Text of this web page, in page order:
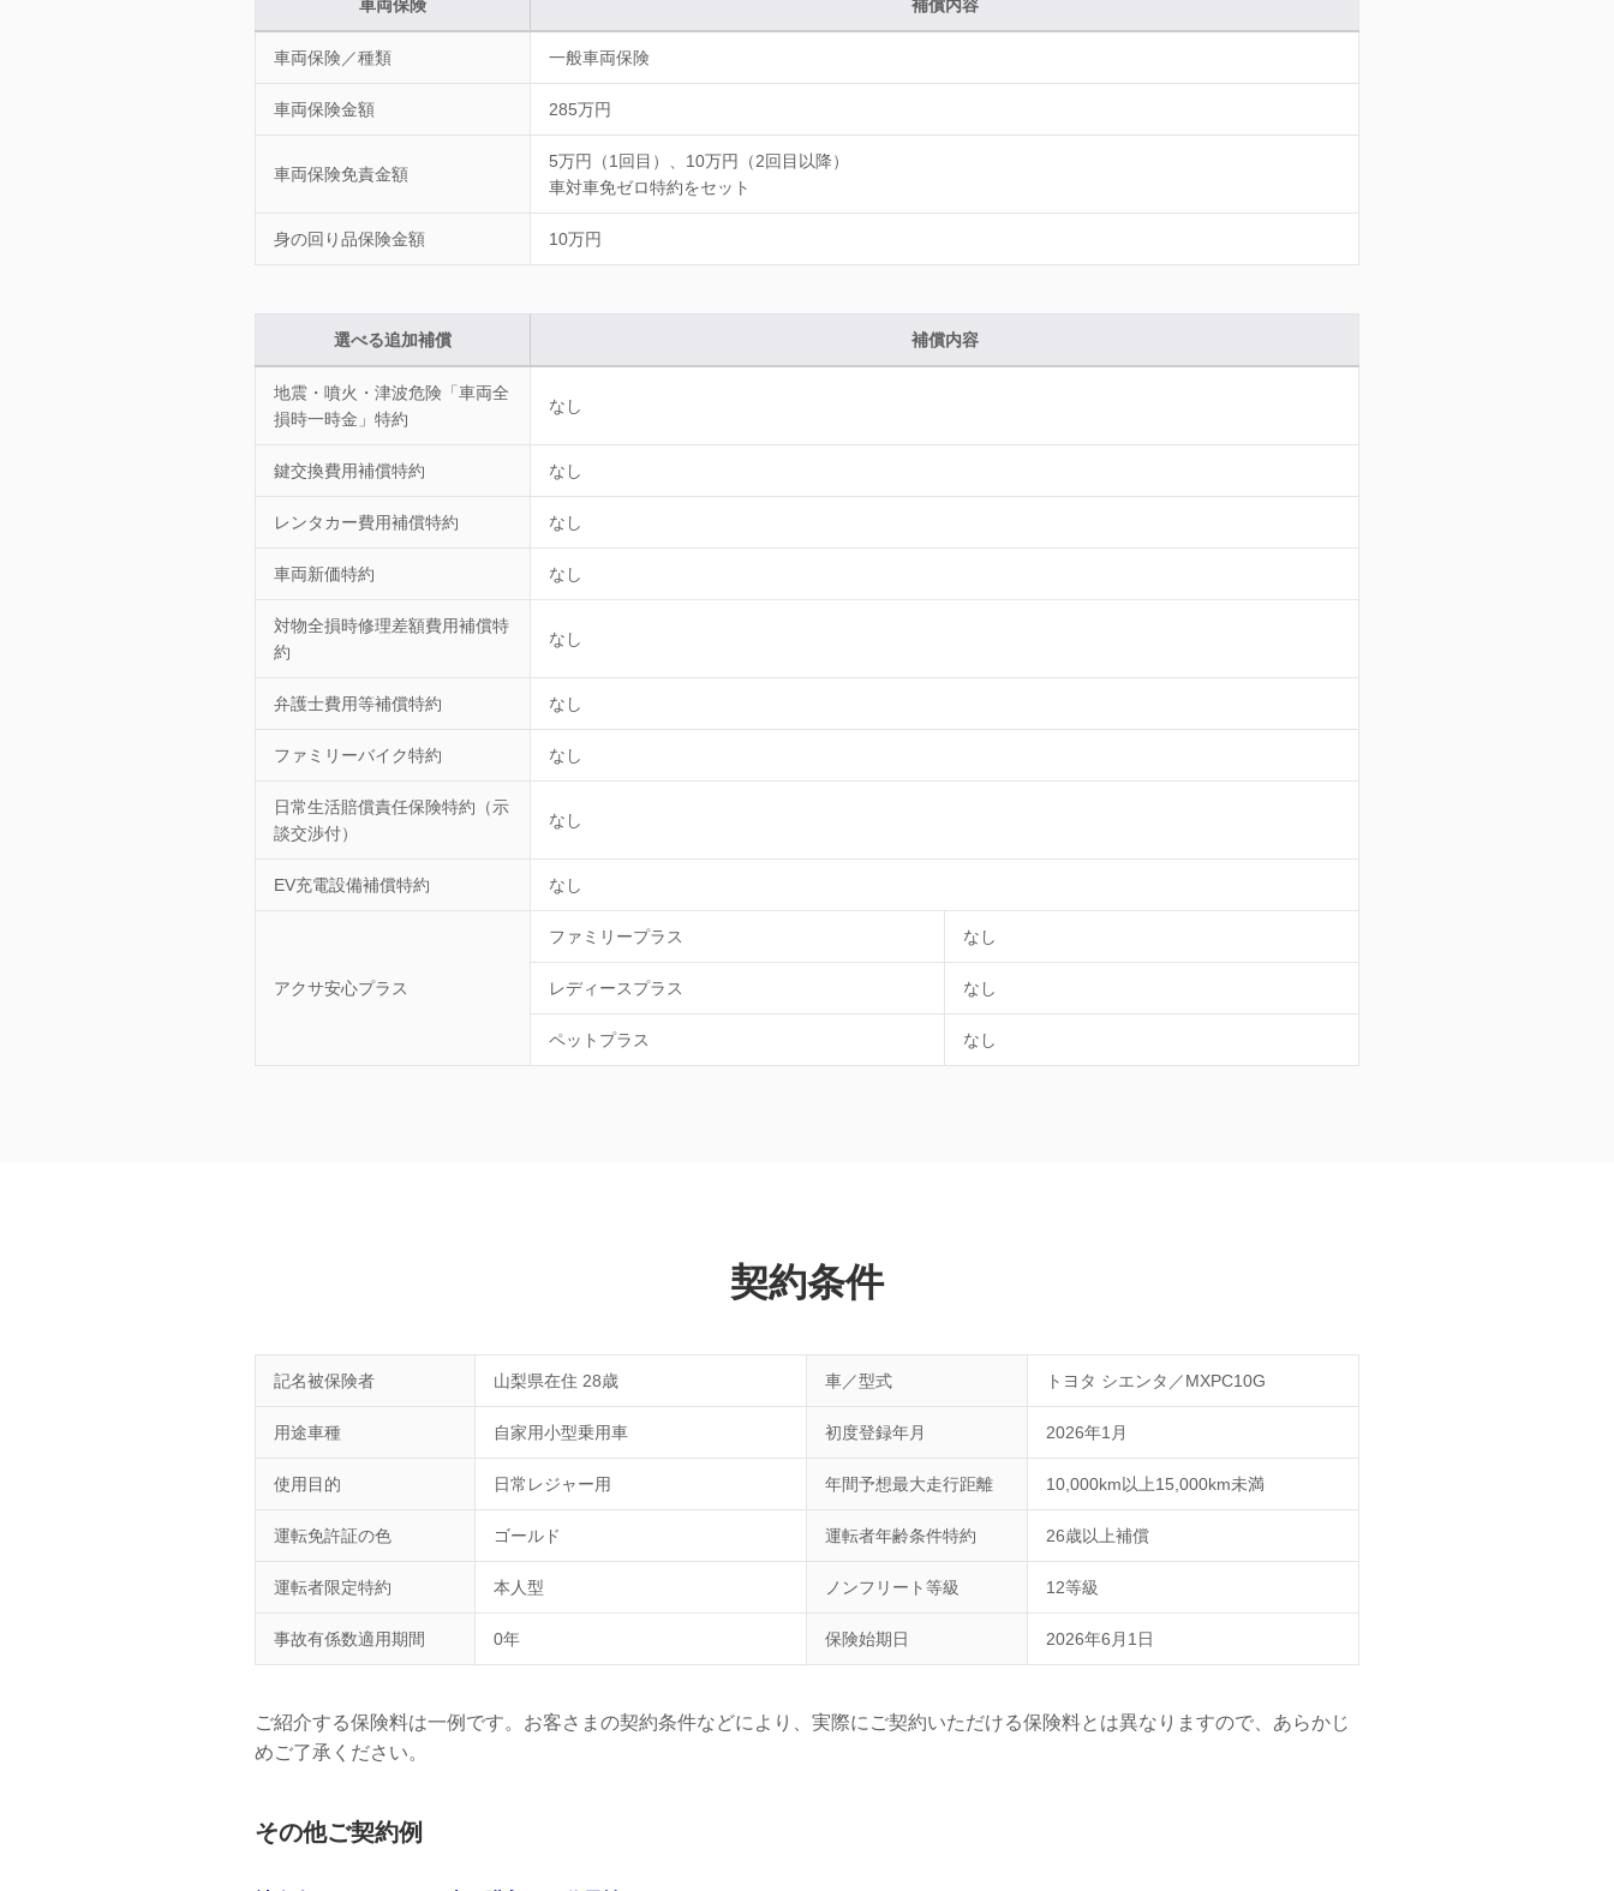
車両保険 補償内容
車両保険／種類 一般車両保険
車両保険金額 285万円
車両保険免責金額
5万円（1回目）、10万円（2回目以降）
車対車免ゼロ特約をセット
身の回り品保険金額 10万円
選べる追加補償 補償内容
地震・噴火・津波危険「車両全
損時一時金」特約
なし
鍵交換費用補償特約 なし
レンタカー費用補償特約 なし
車両新価特約 なし
対物全損時修理差額費用補償特
約
なし
弁護士費用等補償特約 なし
ファミリーバイク特約 なし
日常生活賠償責任保険特約（示
談交渉付）
なし
EV充電設備補償特約 なし
アクサ安心プラス
ファミリープラス なし
レディースプラス なし
ペットプラス なし
契約条件
記名被保険者 山梨県在住 28歳 車／型式 トヨタ シエンタ／MXPC10G
用途車種 自家用小型乗用車 初度登録年月 2026年1月
使用目的 日常レジャー用 年間予想最大走行距離 10,000km以上15,000km未満
運転免許証の色 ゴールド 運転者年齢条件特約 26歳以上補償
運転者限定特約 本人型 ノンフリート等級 12等級
事故有係数適用期間 0年 保険始期日 2026年6月1日
ご紹介する保険料は一例です。お客さまの契約条件などにより、実際にご契約いただける保険料とは異なりますので、あらかじ
めご了承ください。
その他ご契約例